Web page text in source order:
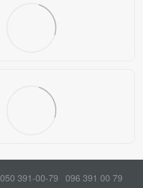
050 391-00-79 096 391 00 79